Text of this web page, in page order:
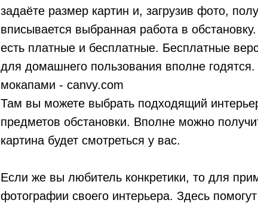
задаёте размер картин и, загрузив фото,
вписывается выбранная работа в
есть платные и бесплатные. Бесплатные
для домашнего пользования вполне
мокапами - canvy.com
Там вы можете выбрать подходящий
предметов обстановки. Вполне можно
картина будет смотреться у вас.
Если же вы любитель конкретики, то для
фотографии своего интерьера. Здесь